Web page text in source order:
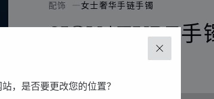
关闭
，是否要更改您的位置？
配饰 女士奢华手链手镯
SIGNATURE手
绿色小羊皮 - 玫瑰金色金属